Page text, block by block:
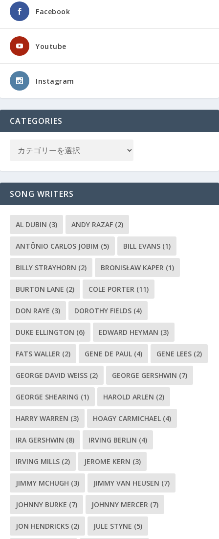
Facebook
Youtube
Instagram
CATEGORIES
SONG WRITERS
AL DUBIN (3) ANDY RAZAF (2)
ANTÔNIO CARLOS JOBIM (5) BILL EVANS (1)
BILLY STRAYHORN (2) BRONISŁAW KAPER (1)
BURTON LANE (2) COLE PORTER (11)
DON RAYE (3) DOROTHY FIELDS (4)
DUKE ELLINGTON (6) EDWARD HEYMAN (3)
FATS WALLER (2) GENE DE PAUL (4) GENE LEES (2)
GEORGE DAVID WEISS (2) GEORGE GERSHWIN (7)
GEORGE SHEARING (1) HAROLD ARLEN (2)
HARRY WARREN (3) HOAGY CARMICHAEL (4)
IRA GERSHWIN (8) IRVING BERLIN (4)
IRVING MILLS (2) JEROME KERN (3)
JIMMY MCHUGH (3) JIMMY VAN HEUSEN (7)
JOHNNY BURKE (7) JOHNNY MERCER (7)
JON HENDRICKS (2) JULE STYNE (5)